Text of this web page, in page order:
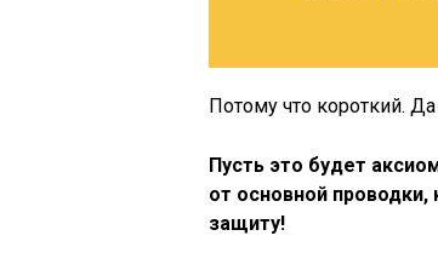
Потому что короткий.
Пусть это будет
от основной
защиту!